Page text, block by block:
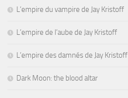
L’empire du vampire de Jay Kristoff
L’empire de l’aube de Jay Kristoff
L’empire des damnés de Jay Kristoff
Dark Moon: the blood altar